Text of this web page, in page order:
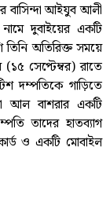
বাসিন্দা আইযুব আলী
দুবাইয়ের একটি
তিনি অতিরিক্ত সময়ে
(১৫ সেপ্টেম্বর) রাতে
দম্পতিকে গাড়িতে
আল বাশরার একটি
তাদের হাতব্যাগ
ও একটি মোবাইল